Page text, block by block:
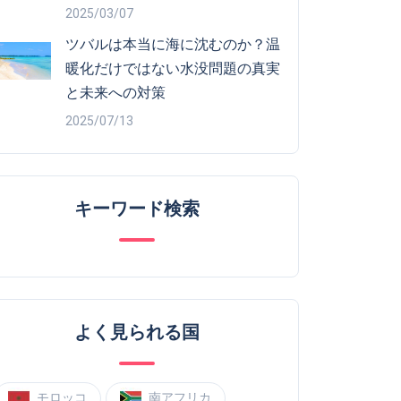
2025/03/07
ツバルは本当に海に沈むのか？温
暖化だけではない水没問題の真実
と未来への対策
2025/07/13
キーワード検索
よく見られる国
モロッコ 南アフリカ